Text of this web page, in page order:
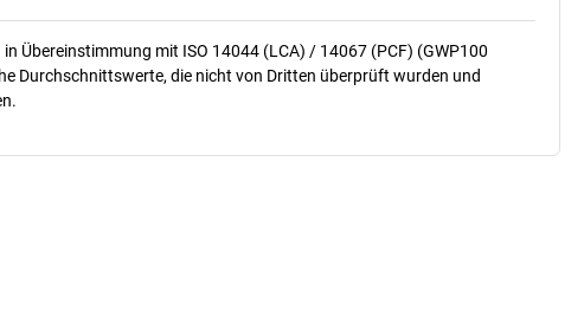
Übereinstimmung mit ISO 14044 (LCA) / 14067 (PCF) (GWP100
Durchschnittswerte, die nicht von Dritten überprüft wurden und